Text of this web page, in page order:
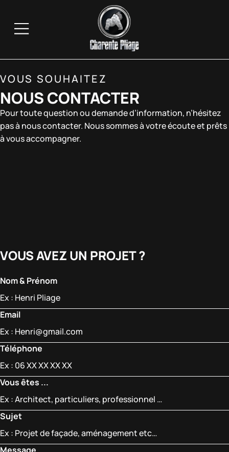
VOUS SOUHAITEZ
NOUS CONTACTER
Pour toute question ou demande d’information, n’hésitez
pas à nous contacter. Nous sommes à votre écoute et prêts
à vous accompagner.
VOUS AVEZ UN PROJET ?
Nom & Prénom
Email
Téléphone
Vous êtes ...
Sujet